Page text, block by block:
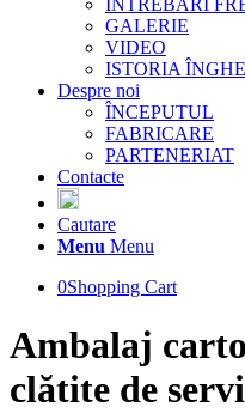
ÎNTREBĂRI
GALERIE
VIDEO
ISTORIA
Despre noi
ÎNCEPUTUL
FABRICARE
PARTENERIAT
Contacte
Cautare
Menu Menu
0Shopping Cart
Ambalaj
clătite de